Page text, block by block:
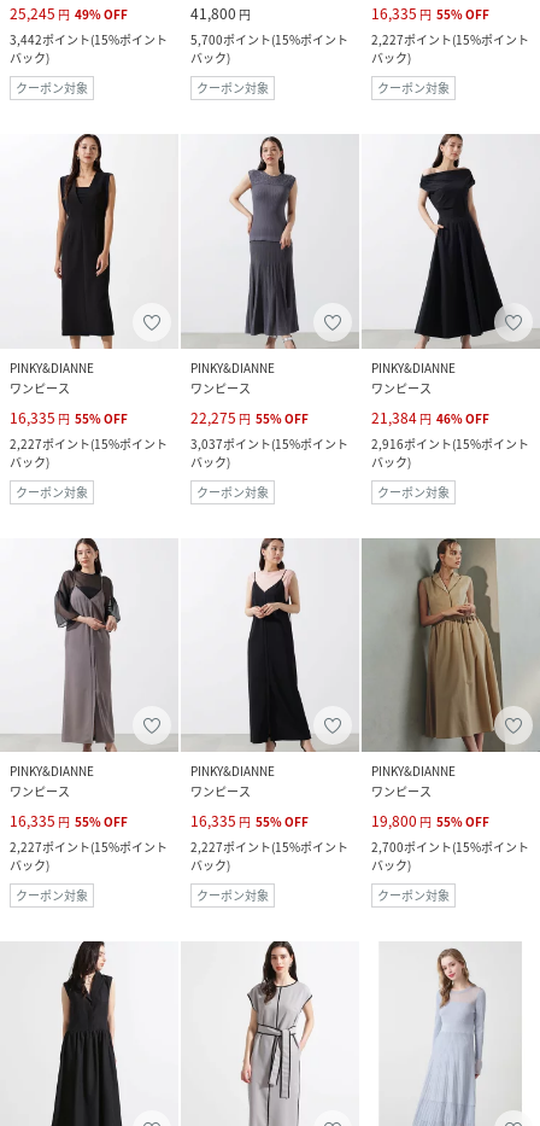
25,245 円 49%OFF
3,442ポイント(15%ポイント
バック)
クーポン対象
41,800 円
5,700ポイント(15%ポイント
バック)
クーポン対象
16,335 円 55%OFF
2,227ポイント(15%ポイント
バック)
クーポン対象
PINKY&DIANNE
ワンピース
16,335 円 55%OFF
2,227ポイント(15%ポイント
バック)
クーポン対象
PINKY&DIANNE
ワンピース
22,275 円 55%OFF
3,037ポイント(15%ポイント
バック)
クーポン対象
PINKY&DIANNE
ワンピース
21,384 円 46%OFF
2,916ポイント(15%ポイント
バック)
クーポン対象
PINKY&DIANNE
ワンピース
16,335 円 55%OFF
2,227ポイント(15%ポイント
バック)
クーポン対象
PINKY&DIANNE
ワンピース
16,335 円 55%OFF
2,227ポイント(15%ポイント
バック)
クーポン対象
PINKY&DIANNE
ワンピース
19,800 円 55%OFF
2,700ポイント(15%ポイント
バック)
クーポン対象